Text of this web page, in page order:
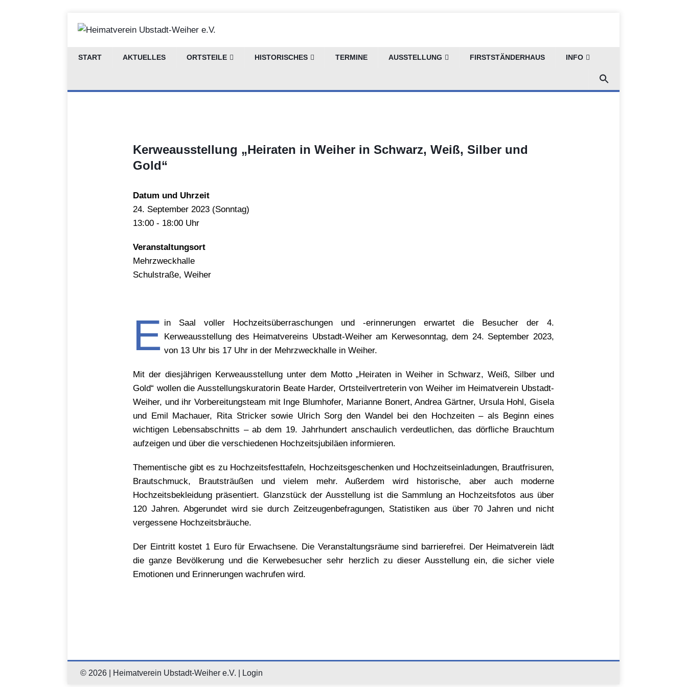
START AKTUELLES ORTSTEILE HISTORISCHES TERMINE AUSSTELLUNG FIRSTSTÄNDERHAUS INFO
Kerweausstellung „Heiraten in Weiher in Schwarz, Weiß, Silber und
Gold“
Datum und Uhrzeit
24. September 2023 (Sonntag)
13:00 - 18:00 Uhr
Veranstaltungsort
Mehrzweckhalle
Schulstraße, Weiher
E in Saal voller Hochzeitsüberraschungen und -erinnerungen erwartet die Besucher der 4.
Kerweausstellung des Heimatvereins Ubstadt-Weiher am Kerwesonntag, dem 24. September 2023,
von 13 Uhr bis 17 Uhr in der Mehrzweckhalle in Weiher.
Mit der diesjährigen Kerweausstellung unter dem Motto „Heiraten in Weiher in Schwarz, Weiß, Silber und
Gold“ wollen die Ausstellungskuratorin Beate Harder, Ortsteilvertreterin von Weiher im Heimatverein Ubstadt-
Weiher, und ihr Vorbereitungsteam mit Inge Blumhofer, Marianne Bonert, Andrea Gärtner, Ursula Hohl, Gisela
und Emil Machauer, Rita Stricker sowie Ulrich Sorg den Wandel bei den Hochzeiten – als Beginn eines
wichtigen Lebensabschnitts – ab dem 19. Jahrhundert anschaulich verdeutlichen, das dörfliche Brauchtum
aufzeigen und über die verschiedenen Hochzeitsjubiläen informieren.
Thementische gibt es zu Hochzeitsfesttafeln, Hochzeitsgeschenken und Hochzeitseinladungen, Brautfrisuren,
Brautschmuck, Brautsträußen und vielem mehr. Außerdem wird historische, aber auch moderne
Hochzeitsbekleidung präsentiert. Glanzstück der Ausstellung ist die Sammlung an Hochzeitsfotos aus über
120 Jahren. Abgerundet wird sie durch Zeitzeugenbefragungen, Statistiken aus über 70 Jahren und nicht
vergessene Hochzeitsbräuche.
Der Eintritt kostet 1 Euro für Erwachsene. Die Veranstaltungsräume sind barrierefrei. Der Heimatverein lädt
die ganze Bevölkerung und die Kerwebesucher sehr herzlich zu dieser Ausstellung ein, die sicher viele
Emotionen und Erinnerungen wachrufen wird.
© 2026 | Heimatverein Ubstadt-Weiher e.V. | Login